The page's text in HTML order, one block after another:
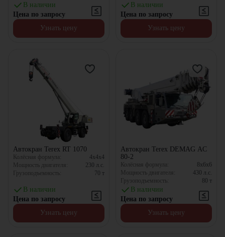
В наличии
Цена по запросу
Узнать цену
В наличии
Цена по запросу
Узнать цену
Автокран Terex RT 1070
Колёсная формула:
4x4x4
Мощность двигателя:
230 л.с.
Грузоподъемность:
70 т
В наличии
Цена по запросу
Узнать цену
Автокран Terex DEMAG AC
80-2
Колёсная формула:
8x6x6
Мощность двигателя:
430 л.с.
Грузоподъемность:
80 т
В наличии
Цена по запросу
Узнать цену